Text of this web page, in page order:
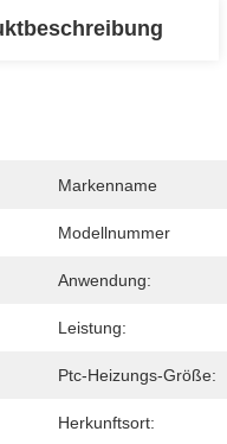
Markenname
Modellnummer
Anwendung:
Leistung:
Ptc-Heizungs-Größe:
Herkunftsort: